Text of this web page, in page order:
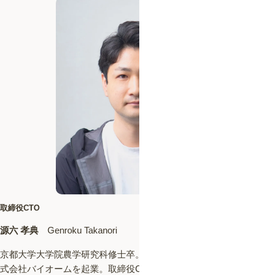
取締役CTO
源六 孝典 Genroku Takanori
京都大学大学院農学研究科修士卒。2017年、共同創業者として株
式会社バイオームを起業。取締役CTOとして、いきものコレクシ